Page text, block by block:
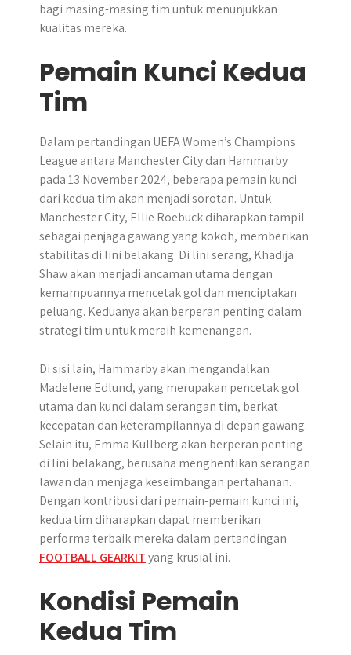
bagi masing-masing tim untuk menunjukkan
kualitas mereka.
Pemain Kunci Kedua
Tim
Dalam pertandingan UEFA Women’s Champions
League antara Manchester City dan Hammarby
pada 13 November 2024, beberapa pemain kunci
dari kedua tim akan menjadi sorotan. Untuk
Manchester City, Ellie Roebuck diharapkan tampil
sebagai penjaga gawang yang kokoh, memberikan
stabilitas di lini belakang. Di lini serang, Khadija
Shaw akan menjadi ancaman utama dengan
kemampuannya mencetak gol dan menciptakan
peluang. Keduanya akan berperan penting dalam
strategi tim untuk meraih kemenangan.
Di sisi lain, Hammarby akan mengandalkan
Madelene Edlund, yang merupakan pencetak gol
utama dan kunci dalam serangan tim, berkat
kecepatan dan keterampilannya di depan gawang.
Selain itu, Emma Kullberg akan berperan penting
di lini belakang, berusaha menghentikan serangan
lawan dan menjaga keseimbangan pertahanan.
Dengan kontribusi dari pemain-pemain kunci ini,
kedua tim diharapkan dapat memberikan
performa terbaik mereka dalam pertandingan
FOOTBALL GEARKITyang krusial ini.
Kondisi Pemain
Kedua Tim